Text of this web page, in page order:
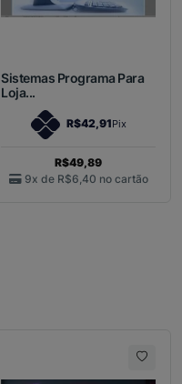
Sistemas Programa Para
Loja...
R$42,91Pix
R$49,89
9x de R$6,40 no cartão